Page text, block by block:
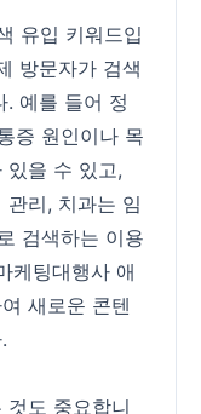
유입 키워드입
방문자가 검색
. 예를 들어 정
증 원인이나 목
있을 수 있고,
리, 치과는 임
검색하는 이용
케팅대행사 애
새로운 콘텐
것도 중요합니